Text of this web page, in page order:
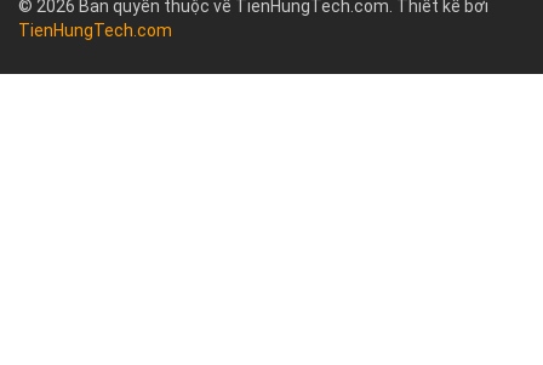
© 2026 Bản quyền thuộc về TienHungTech.com. Thiết kể bởi
TienHungTech.com